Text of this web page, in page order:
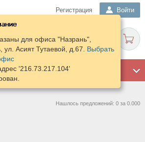
Регистрация Войти
для офиса "Назрань",
ул. Асият Тутаевой, д.67. Выбрать
'216.73.217.104'
Нашлось предложений: 0 за 0.000